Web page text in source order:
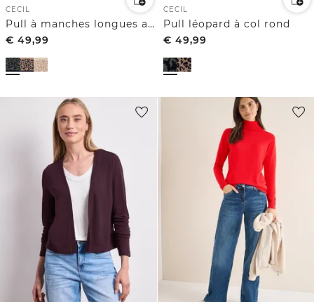
CECIL
Pull à manches longues avec motif jacquard léopard
€ 49,99
CECIL
Pull léopard à col rond
€ 49,99